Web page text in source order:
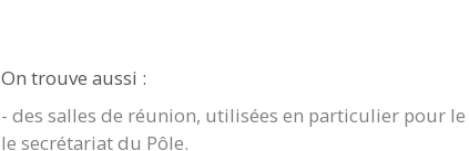
On trouve aussi :
- des salles de réunion, utilisées en particulier pour
le secrétariat du Pôle.